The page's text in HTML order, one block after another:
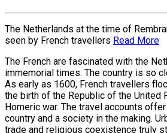
The Netherlands at the time of
seen by French travellers Read More
The French are fascinated with the
immemorial times. The country is so
As early as 1600, French travellers
the birth of the Republic of the United
Homeric war. The travel accounts
country and a society in the making.
trade and religious coexistence truly